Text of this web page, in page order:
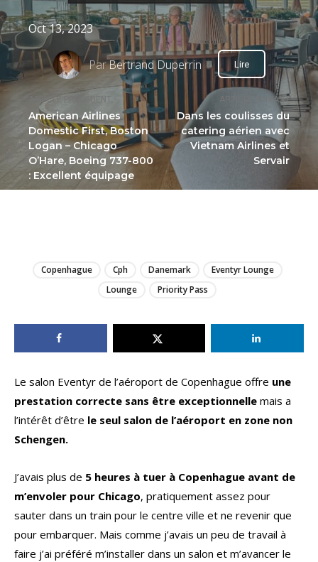
ARTICLE PRÉCÉDENT
American Airlines
Domestic First, Boston
Logan – Chicago
O’Hare, Boeing 737-800
: Excellent équipage
ARTICLE SUIVANT
Dans les coulisses du
catering aérien avec
Vietnam Airlines et
Servair
Oct 13, 2023
ParBertrand Duperrin Lire
Copenhague Cph Danemark
Eventyr Lounge
Lounge
Priority Pass
Le salon Eventyr de l’aéroport de Copenhague offre une
prestation correcte sans être exceptionnelle mais a
l’intérêt d’être le seul salon de l’aéroport en zone non
Schengen.
J’avais plus de 5 heures à tuer à Copenhague avant de
m’envoler pour Chicago, pratiquement assez pour
sauter dans un train pour le centre ville et ne revenir que
pour embarquer. Mais comme j’avais un peu de travail à
faire j’ai préféré m’installer dans un salon et m’avancer le